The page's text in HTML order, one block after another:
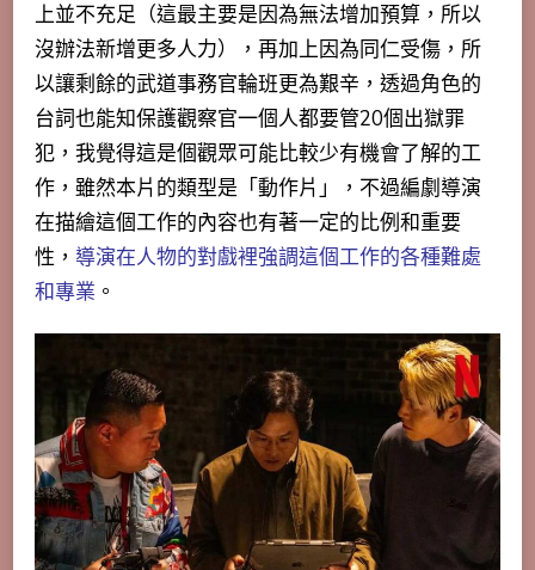
上並不充足（這最主要是因為無法增加預算，所以
沒辦法新增更多人力），再加上因為同仁受傷，所
以讓剩餘的武道事務官輪班更為艱辛，透過角色的
台詞也能知保護觀察官一個人都要管20個出獄罪
犯，我覺得這是個觀眾可能比較少有機會了解的工
作，雖然本片的類型是「動作片」，不過編劇導演
在描繪這個工作的內容也有著一定的比例和重要
性， 導演在人物的對戲裡強調這個工作的各種難處
和專業 。